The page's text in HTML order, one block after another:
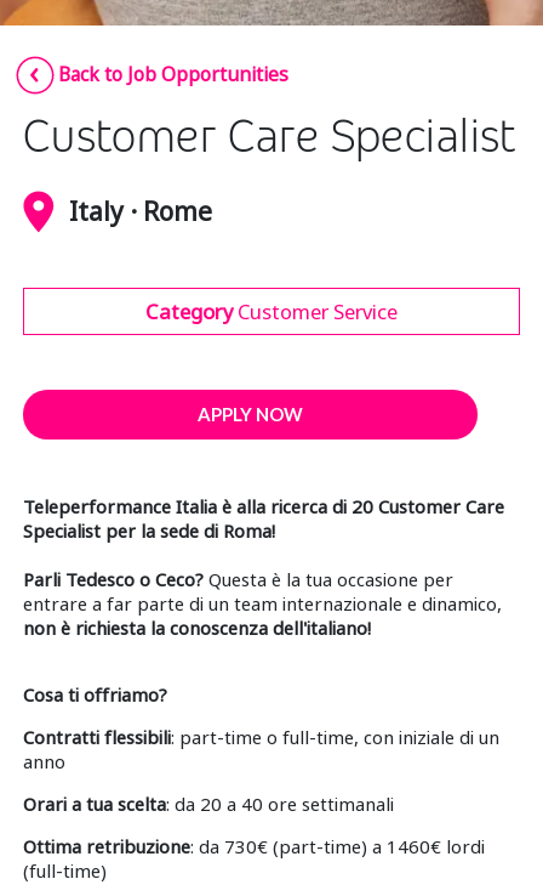
Smartshoring
Work-from-home solution
Insurance
Media
Retail and e-commerce
Travel, hospitality, and cargo
Back to Job Opportunities
Customer Care Specialist
Italy · Rome
CategoryCustomer Service
APPLY NOW
Teleperformance Italia è alla ricerca di 20 Customer Care
Specialist per la sede di Roma!
Parli Tedesco o Ceco?Questa è la tua occasione per
entrare a far parte di un team internazionale e dinamico,
non è richiesta la conoscenza dell'italiano!
Cosa ti offriamo?
Contratti flessibili: part-time o full-time, con iniziale di un
anno
Orari a tua scelta: da 20 a 40 ore settimanali
Ottima retribuzione: da 730€ (part-time) a 1460€ lordi
(full-time)